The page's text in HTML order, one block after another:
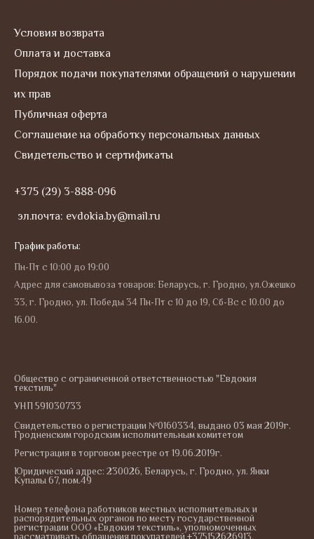
Условия возврата
Оплата и доставка
Порядок подачи покупателями обращений о нарушении
их прав
Публичная оферта
Соглашение на обработку персональных данных
Свидетельство и сертификаты
+375 (29) 3-888-096
эл.почта: evdokia.by@mail.ru
График работы:
Пн-Пт с 10:00 до 19:00
Адрес для самовывоза товаров: Беларусь, г. Гродно, ул.Ожешко
33, г. Гродно, ул. Победы 34 Пн-Пт с 10 до 19, Сб-Вс с 10.00 до
16.00.
Общество с ограниченной ответственностью "Евдокия
текстиль"
УНП 591030733
Свидетельство о регистрации №0160334, выдано 03 мая 2019г.
Гродненским городским исполнительным комитетом
Регистрация в торговом реестре от 19.06.2019г.
Юридический адрес: 230026, Беларусь, г. Гродно, ул. Янки
Купалы 67, пом.49
Номер телефона работников местных исполнительных и
распорядительных органов по месту государственной
регистрации ООО «Евдокия текстиль», уполномоченных
рассматривать обращения покупателей +375152626913.